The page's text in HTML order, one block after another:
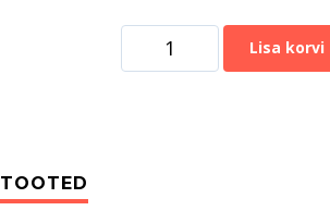
Lisa korvi